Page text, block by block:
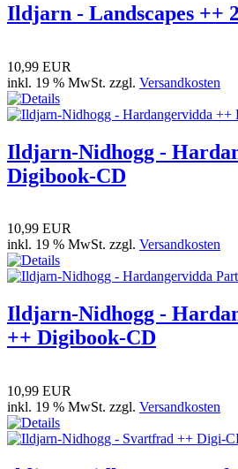
Ildjarn - Landscapes ++
10,99 EUR
inkl. 19 % MwSt. zzgl. Versandkosten
Ildjarn-Nidhogg -
Digibook-CD
10,99 EUR
inkl. 19 % MwSt. zzgl. Versandkosten
Ildjarn-Nidhogg -
++ Digibook-CD
10,99 EUR
inkl. 19 % MwSt. zzgl. Versandkosten